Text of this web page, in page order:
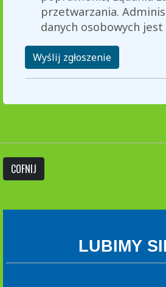
przetwarzania.
danych osobowych jest
Wyślij zgłoszenie
COFNIJ
LUBIMY